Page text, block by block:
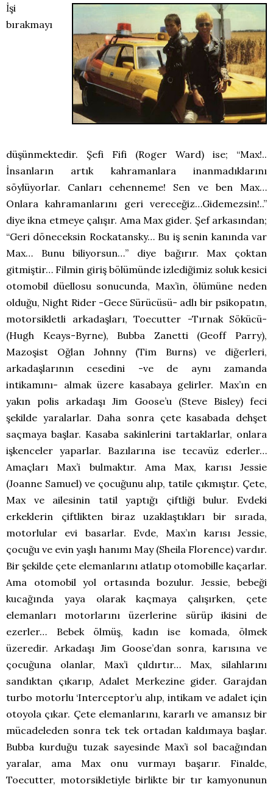
İşi
bırakmayı
düşünmektedir. Şefi Fifi (Roger Ward) ise; “Max!..
İnsanların artık kahramanlara inanmadıklarını
söylüyorlar. Canları cehenneme! Sen ve ben Max…
Onlara kahramanlarını geri vereceğiz…Gidemezsin!..”
diye ikna etmeye çalışır. Ama Max gider. Şef arkasından;
“Geri döneceksin Rockatansky… Bu iş senin kanında var
Max… Bunu biliyorsun…” diye bağırır. Max çoktan
gitmiştir… Filmin giriş bölümünde izlediğimiz soluk kesici
otomobil düellosu sonucunda, Max’in, ölümüne neden
olduğu, Night Rider -Gece Sürücüsü- adlı bir psikopatın,
motorsikletli arkadaşları, Toecutter -Tırnak Sökücü-
(Hugh Keays-Byrne), Bubba Zanetti (Geoff Parry),
Mazoşist Oğlan Johnny (Tim Burns) ve diğerleri,
arkadaşlarının cesedini -ve de aynı zamanda
intikamını- almak üzere kasabaya gelirler. Max’ın en
yakın polis arkadaşı Jim Goose’u (Steve Bisley) feci
şekilde yaralarlar. Daha sonra çete kasabada dehşet
saçmaya başlar. Kasaba sakinlerini tartaklarlar, onlara
işkenceler yaparlar. Bazılarına ise tecavüz ederler…
Amaçları Max’i bulmaktır. Ama Max, karısı Jessie
(Joanne Samuel) ve çocuğunu alıp, tatile çıkmıştır. Çete,
Max ve ailesinin tatil yaptığı çiftliği bulur. Evdeki
erkeklerin çiftlikten biraz uzaklaştıkları bir sırada,
motorlular evi basarlar. Evde, Max’ın karısı Jessie,
çocuğu ve evin yaşlı hanımı May (Sheila Florence) vardır.
Bir şekilde çete elemanlarını atlatıp otomobille kaçarlar.
Ama otomobil yol ortasında bozulur. Jessie, bebeği
kucağında yaya olarak kaçmaya çalışırken, çete
elemanları motorlarını üzerlerine sürüp ikisini de
ezerler… Bebek ölmüş, kadın ise komada, ölmek
üzeredir. Arkadaşı Jim Goose’dan sonra, karısına ve
çocuğuna olanlar, Max’i çıldırtır… Max, silahlarını
sandıktan çıkarıp, Adalet Merkezine gider. Garajdan
turbo motorlu ‘Interceptor’u alıp, intikam ve adalet için
otoyola çıkar. Çete elemanlarını, kararlı ve amansız bir
mücadeleden sonra tek tek ortadan kaldımaya başlar.
Bubba kurduğu tuzak sayesinde Max’i sol bacağından
yaralar, ama Max onu vurmayı başarır. Finalde,
Toecutter, motorsikletiyle birlikte bir tır kamyonunun